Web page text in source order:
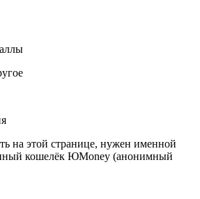
на этой странице, нужен именной
кошелёк ЮMoney (анонимный